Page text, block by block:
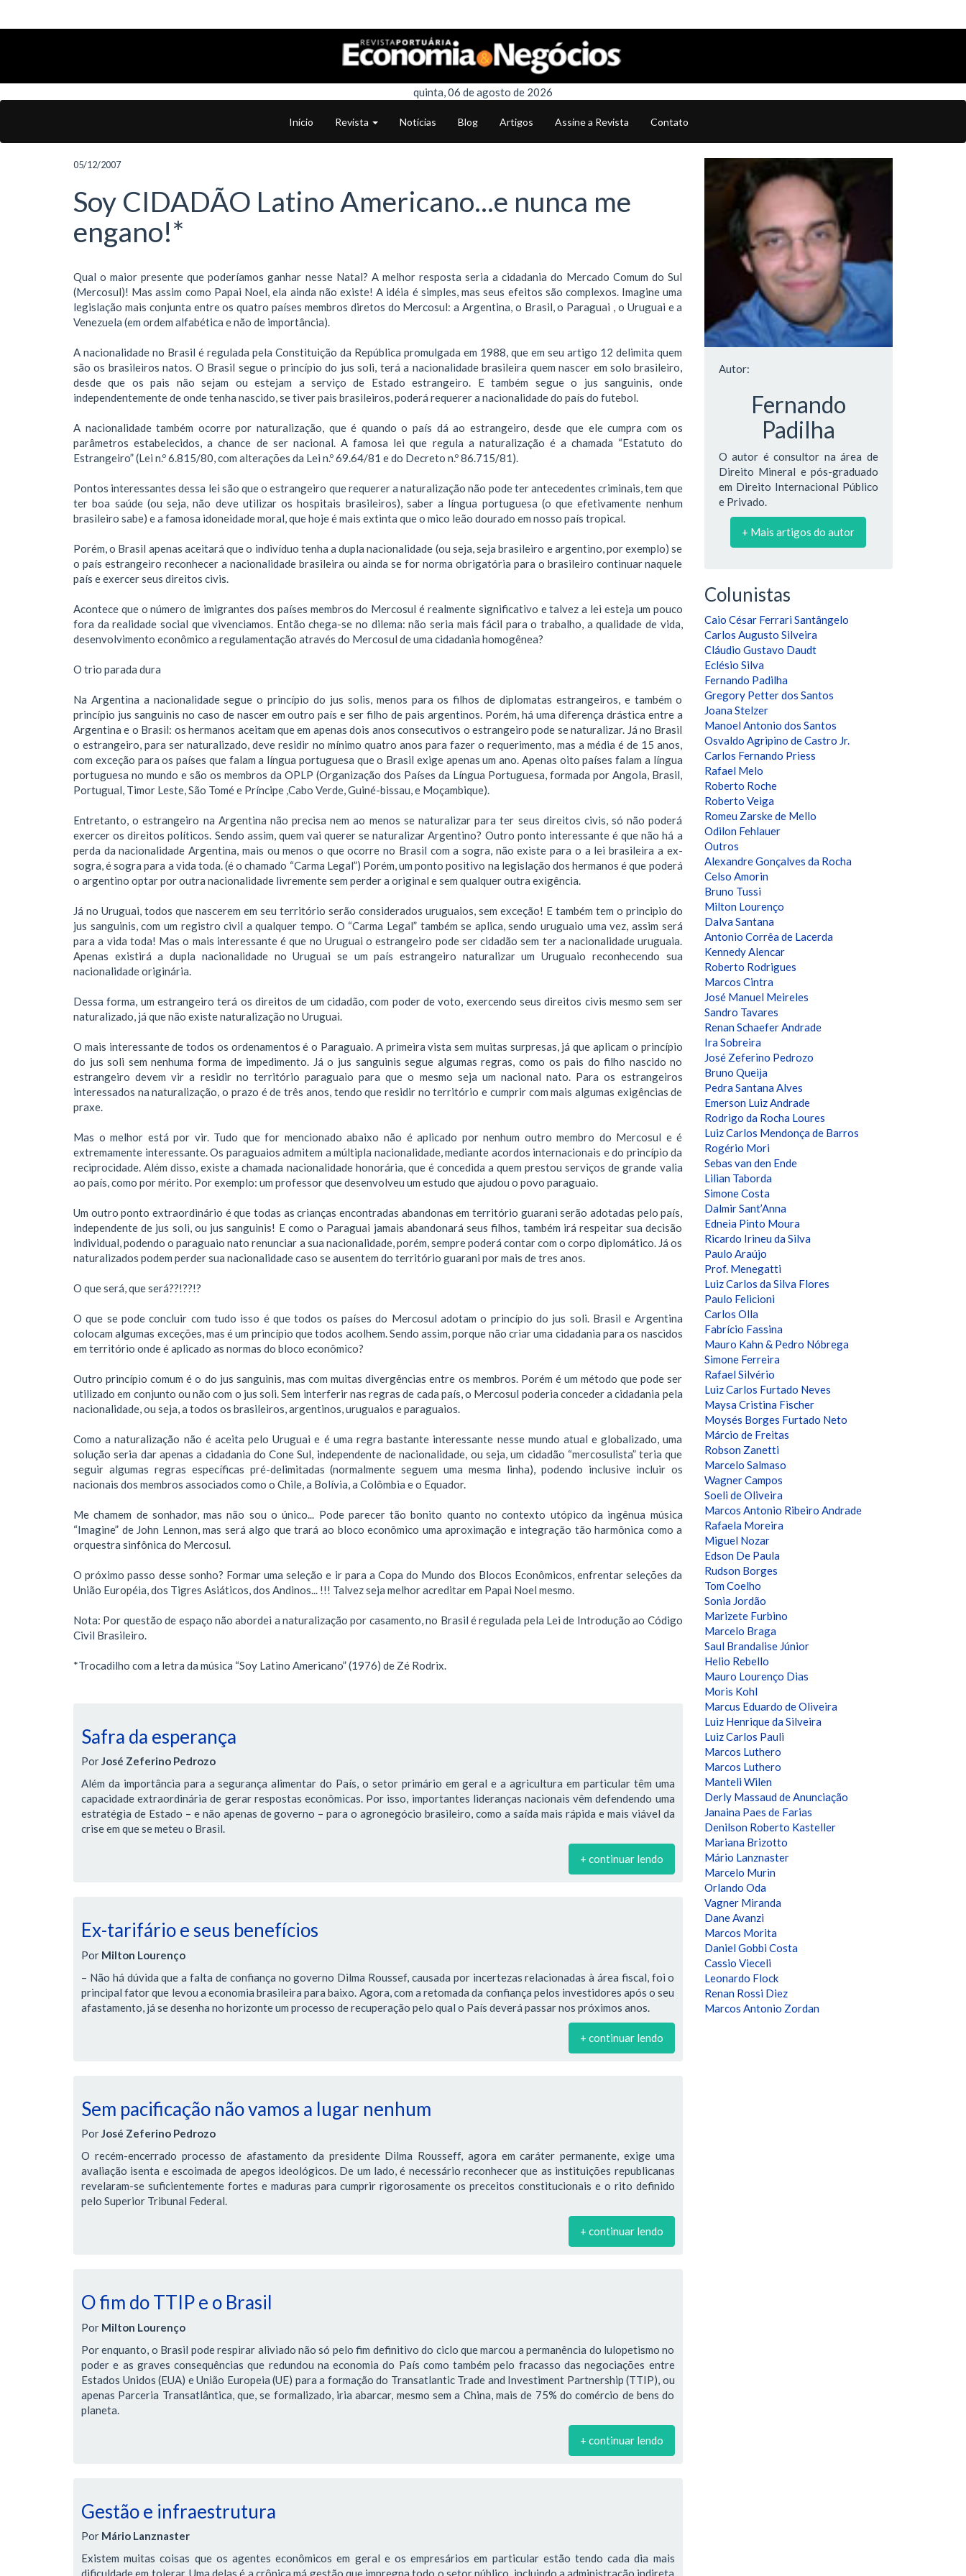
quinta, 06 de agosto de 2026
Início Revista Notícias Blog Artigos Assine a Revista Contato
05/12/2007
Soy CIDADÃO Latino Americano...e nunca me
engano!*
Qual o maior presente que poderíamos ganhar nesse Natal? A melhor resposta seria a cidadania do Mercado Comum do Sul
(Mercosul)! Mas assim como Papai Noel, ela ainda não existe! A idéia é simples, mas seus efeitos são complexos. Imagine uma
legislação mais conjunta entre os quatro países membros diretos do Mercosul: a Argentina, o Brasil, o Paraguai , o Uruguai e a
Venezuela (em ordem alfabética e não de importância).
A nacionalidade no Brasil é regulada pela Constituição da República promulgada em 1988, que em seu artigo 12 delimita quem
são os brasileiros natos. O Brasil segue o princípio do jus soli, terá a nacionalidade brasileira quem nascer em solo brasileiro,
desde que os pais não sejam ou estejam a serviço de Estado estrangeiro. E também segue o jus sanguinis, onde
independentemente de onde tenha nascido, se tiver pais brasileiros, poderá requerer a nacionalidade do país do futebol.
A nacionalidade também ocorre por naturalização, que é quando o país dá ao estrangeiro, desde que ele cumpra com os
parâmetros estabelecidos, a chance de ser nacional. A famosa lei que regula a naturalização é a chamada “Estatuto do
Estrangeiro” (Lei n.º 6.815/80, com alterações da Lei n.º 69.64/81 e do Decreto n.º 86.715/81).
Pontos interessantes dessa lei são que o estrangeiro que requerer a naturalização não pode ter antecedentes criminais, tem que
ter boa saúde (ou seja, não deve utilizar os hospitais brasileiros), saber a língua portuguesa (o que efetivamente nenhum
brasileiro sabe) e a famosa idoneidade moral, que hoje é mais extinta que o mico leão dourado em nosso país tropical.
Porém, o Brasil apenas aceitará que o indivíduo tenha a dupla nacionalidade (ou seja, seja brasileiro e argentino, por exemplo) se
o país estrangeiro reconhecer a nacionalidade brasileira ou ainda se for norma obrigatória para o brasileiro continuar naquele
país e exercer seus direitos civis.
Acontece que o número de imigrantes dos países membros do Mercosul é realmente significativo e talvez a lei esteja um pouco
fora da realidade social que vivenciamos. Então chega-se no dilema: não seria mais fácil para o trabalho, a qualidade de vida,
desenvolvimento econômico a regulamentação através do Mercosul de uma cidadania homogênea?
O trio parada dura
Na Argentina a nacionalidade segue o princípio do jus solis, menos para os filhos de diplomatas estrangeiros, e também o
princípio jus sanguinis no caso de nascer em outro país e ser filho de pais argentinos. Porém, há uma diferença drástica entre a
Argentina e o Brasil: os hermanos aceitam que em apenas dois anos consecutivos o estrangeiro pode se naturalizar. Já no Brasil
o estrangeiro, para ser naturalizado, deve residir no mínimo quatro anos para fazer o requerimento, mas a média é de 15 anos,
com exceção para os países que falam a língua portuguesa que o Brasil exige apenas um ano. Apenas oito países falam a língua
portuguesa no mundo e são os membros da OPLP (Organização dos Países da Língua Portuguesa, formada por Angola, Brasil,
Portugual, Timor Leste, São Tomé e Príncipe ,Cabo Verde, Guiné-bissau, e Moçambique).
Entretanto, o estrangeiro na Argentina não precisa nem ao menos se naturalizar para ter seus direitos civis, só não poderá
exercer os direitos políticos. Sendo assim, quem vai querer se naturalizar Argentino? Outro ponto interessante é que não há a
perda da nacionalidade Argentina, mais ou menos o que ocorre no Brasil com a sogra, não existe para o a lei brasileira a ex-
sogra, é sogra para a vida toda. (é o chamado “Carma Legal”) Porém, um ponto positivo na legislação dos hermanos é que poderá
o argentino optar por outra nacionalidade livremente sem perder a original e sem qualquer outra exigência.
Já no Uruguai, todos que nascerem em seu território serão considerados uruguaios, sem exceção! E também tem o principio do
jus sanguinis, com um registro civil a qualquer tempo. O “Carma Legal” também se aplica, sendo uruguaio uma vez, assim será
para a vida toda! Mas o mais interessante é que no Uruguai o estrangeiro pode ser cidadão sem ter a nacionalidade uruguaia.
Apenas existirá a dupla nacionalidade no Uruguai se um país estrangeiro naturalizar um Uruguaio reconhecendo sua
nacionalidade originária.
Dessa forma, um estrangeiro terá os direitos de um cidadão, com poder de voto, exercendo seus direitos civis mesmo sem ser
naturalizado, já que não existe naturalização no Uruguai.
O mais interessante de todos os ordenamentos é o Paraguaio. A primeira vista sem muitas surpresas, já que aplicam o princípio
do jus soli sem nenhuma forma de impedimento. Já o jus sanguinis segue algumas regras, como os pais do filho nascido no
estrangeiro devem vir a residir no território paraguaio para que o mesmo seja um nacional nato. Para os estrangeiros
interessados na naturalização, o prazo é de três anos, tendo que residir no território e cumprir com mais algumas exigências de
praxe.
Mas o melhor está por vir. Tudo que for mencionado abaixo não é aplicado por nenhum outro membro do Mercosul e é
extremamente interessante. Os paraguaios admitem a múltipla nacionalidade, mediante acordos internacionais e do princípio da
reciprocidade. Além disso, existe a chamada nacionalidade honorária, que é concedida a quem prestou serviços de grande valia
ao país, como por mérito. Por exemplo: um professor que desenvolveu um estudo que ajudou o povo paraguaio.
Um outro ponto extraordinário é que todas as crianças encontradas abandonas em território guarani serão adotadas pelo país,
independente de jus soli, ou jus sanguinis! E como o Paraguai jamais abandonará seus filhos, também irá respeitar sua decisão
individual, podendo o paraguaio nato renunciar a sua nacionalidade, porém, sempre poderá contar com o corpo diplomático. Já os
naturalizados podem perder sua nacionalidade caso se ausentem do território guarani por mais de tres anos.
O que será, que será??!??!?
O que se pode concluir com tudo isso é que todos os países do Mercosul adotam o princípio do jus soli. Brasil e Argentina
colocam algumas exceções, mas é um princípio que todos acolhem. Sendo assim, porque não criar uma cidadania para os nascidos
em território onde é aplicado as normas do bloco econômico?
Outro princípio comum é o do jus sanguinis, mas com muitas divergências entre os membros. Porém é um método que pode ser
utilizado em conjunto ou não com o jus soli. Sem interferir nas regras de cada país, o Mercosul poderia conceder a cidadania pela
nacionalidade, ou seja, a todos os brasileiros, argentinos, uruguaios e paraguaios.
Como a naturalização não é aceita pelo Uruguai e é uma regra bastante interessante nesse mundo atual e globalizado, uma
solução seria dar apenas a cidadania do Cone Sul, independente de nacionalidade, ou seja, um cidadão “mercosulista” teria que
seguir algumas regras específicas pré-delimitadas (normalmente seguem uma mesma linha), podendo inclusive incluir os
nacionais dos membros associados como o Chile, a Bolívia, a Colômbia e o Equador.
Me chamem de sonhador, mas não sou o único... Pode parecer tão bonito quanto no contexto utópico da ingênua música
“Imagine” de John Lennon, mas será algo que trará ao bloco econômico uma aproximação e integração tão harmônica como a
orquestra sinfônica do Mercosul.
O próximo passo desse sonho? Formar uma seleção e ir para a Copa do Mundo dos Blocos Econômicos, enfrentar seleções da
União Européia, dos Tigres Asiáticos, dos Andinos... !!! Talvez seja melhor acreditar em Papai Noel mesmo.
Nota: Por questão de espaço não abordei a naturalização por casamento, no Brasil é regulada pela Lei de Introdução ao Código
Civil Brasileiro.
*Trocadilho com a letra da música “Soy Latino Americano” (1976) de Zé Rodrix.
Safra da esperança
PorJosé Zeferino Pedrozo
Além da importância para a segurança alimentar do País, o setor primário em geral e a agricultura em particular têm uma
capacidade extraordinária de gerar respostas econômicas. Por isso, importantes lideranças nacionais vêm defendendo uma
estratégia de Estado – e não apenas de governo – para o agronegócio brasileiro, como a saída mais rápida e mais viável da
crise em que se meteu o Brasil.
+ continuar lendo
Ex-tarifário e seus benefícios
Por Milton Lourenço
– Não há dúvida que a falta de confiança no governo Dilma Roussef, causada por incertezas relacionadas à área fiscal, foi o
principal fator que levou a economia brasileira para baixo. Agora, com a retomada da confiança pelos investidores após o seu
afastamento, já se desenha no horizonte um processo de recuperação pelo qual o País deverá passar nos próximos anos.
+ continuar lendo
Sem pacificação não vamos a lugar nenhum
PorJosé Zeferino Pedrozo
O recém-encerrado processo de afastamento da presidente Dilma Rousseff, agora em caráter permanente, exige uma
avaliação isenta e escoimada de apegos ideológicos. De um lado, é necessário reconhecer que as instituições republicanas
revelaram-se suficientemente fortes e maduras para cumprir rigorosamente os preceitos constitucionais e o rito definido
pelo Superior Tribunal Federal.
+ continuar lendo
O fim do TTIP e o Brasil
Por Milton Lourenço
Por enquanto, o Brasil pode respirar aliviado não só pelo fim definitivo do ciclo que marcou a permanência do lulopetismo no
poder e as graves consequências que redundou na economia do País como também pelo fracasso das negociações entre
Estados Unidos (EUA) e União Europeia (UE) para a formação do Transatlantic Trade and Investiment Partnership (TTIP), ou
apenas Parceria Transatlântica, que, se formalizado, iria abarcar, mesmo sem a China, mais de 75% do comércio de bens do
planeta.
+ continuar lendo
Gestão e infraestrutura
Por Mário Lanznaster
Existem muitas coisas que os agentes econômicos em geral e os empresários em particular estão tendo cada dia mais
dificuldade em tolerar. Uma delas é a crônica má gestão que impregna todo o setor público, incluindo a administração indireta
Autor:
Fernando
Padilha
O autor é consultor na área de
Direito Mineral e pós-graduado
em Direito Internacional Público
e Privado.
+ Mais artigos do autor
Colunistas
Caio César Ferrari Santângelo
Carlos Augusto Silveira
Cláudio Gustavo Daudt
Eclésio Silva
Fernando Padilha
Gregory Petter dos Santos
Joana Stelzer
Manoel Antonio dos Santos
Osvaldo Agripino de Castro Jr.
Carlos Fernando Priess
Rafael Melo
Roberto Roche
Roberto Veiga
Romeu Zarske de Mello
Odilon Fehlauer
Outros
Alexandre Gonçalves da Rocha
Celso Amorin
Bruno Tussi
Milton Lourenço
Dalva Santana
Antonio Corrêa de Lacerda
Kennedy Alencar
Roberto Rodrigues
Marcos Cintra
José Manuel Meireles
Sandro Tavares
Renan Schaefer Andrade
Ira Sobreira
José Zeferino Pedrozo
Bruno Queija
Pedra Santana Alves
Emerson Luiz Andrade
Rodrigo da Rocha Loures
Luiz Carlos Mendonça de Barros
Rogério Mori
Sebas van den Ende
Lilian Taborda
Simone Costa
Dalmir Sant’Anna
Edneia Pinto Moura
Ricardo Irineu da Silva
Paulo Araújo
Prof. Menegatti
Luiz Carlos da Silva Flores
Paulo Felicioni
Carlos Olla
Fabrício Fassina
Mauro Kahn & Pedro Nóbrega
Simone Ferreira
Rafael Silvério
Luiz Carlos Furtado Neves
Maysa Cristina Fischer
Moysés Borges Furtado Neto
Márcio de Freitas
Robson Zanetti
Marcelo Salmaso
Wagner Campos
Soeli de Oliveira
Marcos Antonio Ribeiro Andrade
Rafaela Moreira
Miguel Nozar
Edson De Paula
Rudson Borges
Tom Coelho
Sonia Jordão
Marizete Furbino
Marcelo Braga
Saul Brandalise Júnior
Helio Rebello
Mauro Lourenço Dias
Moris Kohl
Marcus Eduardo de Oliveira
Luiz Henrique da Silveira
Luiz Carlos Pauli
Marcos Luthero
Marcos Luthero
Manteli Wilen
Derly Massaud de Anunciação
Janaina Paes de Farias
Denilson Roberto Kasteller
Mariana Brizotto
Mário Lanznaster
Marcelo Murin
Orlando Oda
Vagner Miranda
Dane Avanzi
Marcos Morita
Daniel Gobbi Costa
Cassio Vieceli
Leonardo Flock
Renan Rossi Diez
Marcos Antonio Zordan